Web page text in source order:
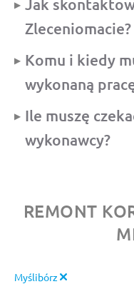
Zleceniomacie?
Komu i kiedy
wykonaną
Ile muszę
wykonawcy?
REMONT
Myślibórz